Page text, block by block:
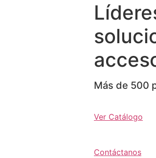
Más de 500
Ver Catálogo
Contáctanos